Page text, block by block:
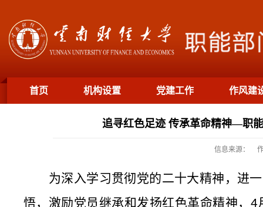
首页 机构设置 党建工作 作风建
工作动态
追寻红色足迹 传承革命精神—职
信息来源：
为深入学习贯彻党的二十大精神，进
悟，激励党员继承和发扬红色革命精神，